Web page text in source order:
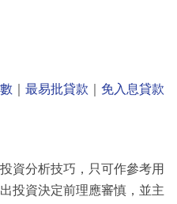
最易批貸款
免入息貸款
資分析技巧，只可作參考用
投資決定前理應審慎，並主